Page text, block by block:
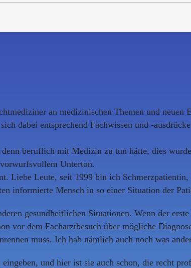
an medizinischen Themen und neuen
dabei entsprechend Fachwissen und -
beruflich mit Medizin zu tun hätte, dies
Unterton.
Liebe Leute, seit 1999 bin ich
informierte Mensch in so einer Situation der
gesundheitlichen Situationen. Wenn der
vor dem Facharztbesuch über mögliche
muss. Ich hab nämlich auch noch was
und hier ist sie auch schon, die recht